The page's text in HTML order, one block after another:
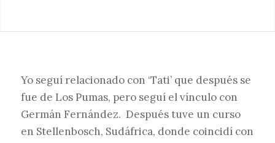
Yo seguí relacionado con ‘Tati’ que después se
fue de Los Pumas, pero seguí el vínculo con
Germán Fernández. Después tuve un curso
en Stellenbosch, Sudáfrica, donde coincidí con